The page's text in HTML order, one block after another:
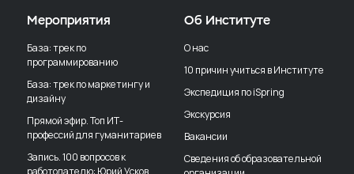
Мероприятия
База: трек по
программированию
База: трек по маркетингу и
дизайну
Прямой эфир. Топ ИТ-
профессий для гуманитариев
Запись. 100 вопросов к
работодателю: Юрий Усков
Об Институте
О нас
10 причин учиться в Институте
Экспедиция по iSpring
Экскурсия
Вакансии
Сведения об образовательной